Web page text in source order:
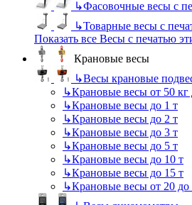
↳Фасовочные весы с
↳Товарные весы с
Показать все Весы с печатью
Крановые весы
↳Весы крановые
↳Крановые весы от 50 кг
↳Крановые весы до 1 т
↳Крановые весы до 2 т
↳Крановые весы до 3 т
↳Крановые весы до 5 т
↳Крановые весы до 10 т
↳Крановые весы до 15 т
↳Крановые весы от 20 до